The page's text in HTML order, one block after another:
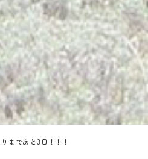
まであと3日！！！